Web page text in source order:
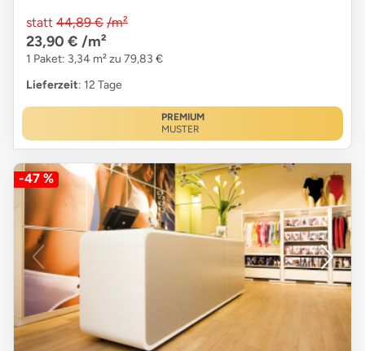
statt 44,89 € /m²
23,90 € /m²
1 Paket: 3,34 m² zu 79,83 €
Lieferzeit: 12 Tage
PREMIUM
MUSTER
-47 %